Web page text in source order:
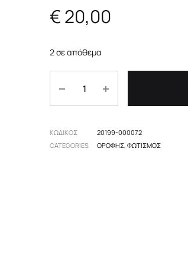
Επιδαπέδια
Επιτραπέζια
€20,00
2 σε απόθεμα
ΚΩΔΙΚΟΣ
20199-000072
CATEGORIES
ΟΡΟΦΉΣ, ΦΩΤΙΣΜΌΣ